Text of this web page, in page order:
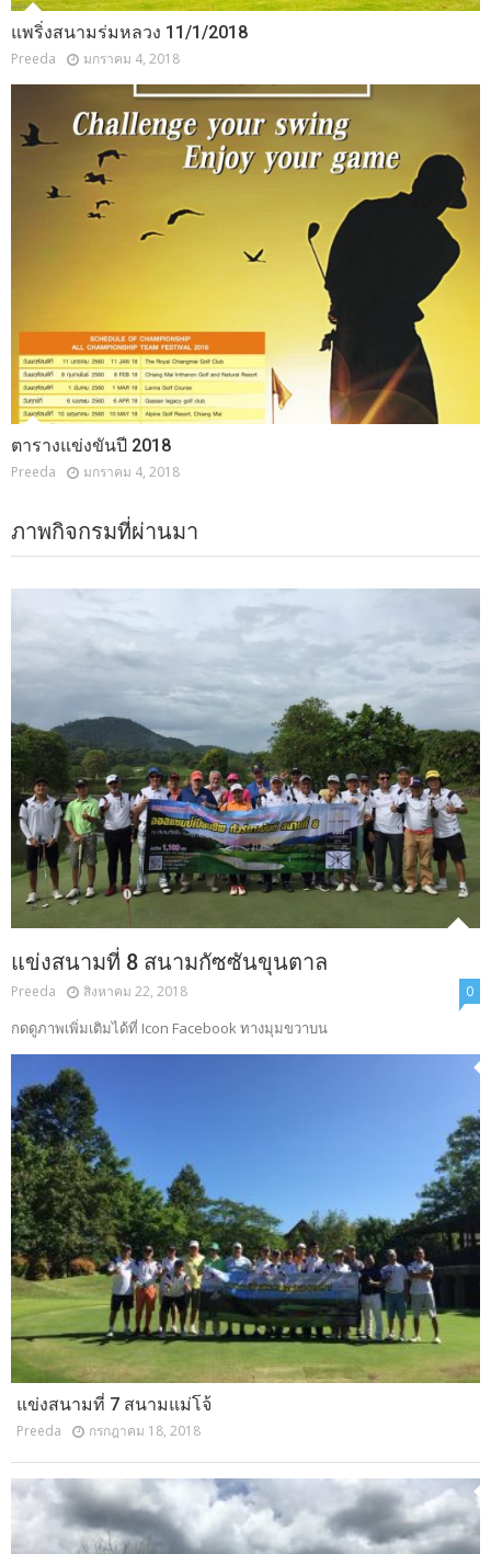
แพริ่งสนามร่มหลวง 11/1/2018
Preeda มกราคม 4, 2018
ตารางแข่งขันปี 2018
Preeda มกราคม 4, 2018
ภาพกิจกรมที่ผ่านมา
แข่งสนามที่ 8 สนามกัซซันขุนตาล
Preeda สิงหาคม 22, 2018 0
กดดูภาพเพิ่มเติมได้ที่ Icon Facebook ทางมุมขวาบน
แข่งสนามที่ 7 สนามแม่โจ้
Preeda กรกฎาคม 18, 2018